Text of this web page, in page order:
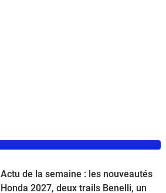
Actu de la semaine : les nouveautés
Honda 2027, deux trails Benelli, un